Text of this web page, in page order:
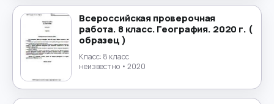
Всероссийская проверочная
работа. 8 класс. География. 2020 г. (
образец )
Класс: 8 класс
неизвестно • 2020